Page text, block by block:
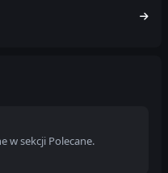
w sekcji Polecane.